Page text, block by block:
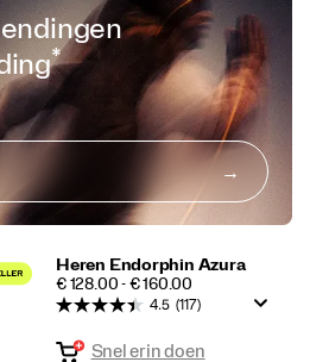
*
Heren Endorphin Azura
PRICE
€ 128.00 - € 160.00
4.5 (117)
Snel erin doen